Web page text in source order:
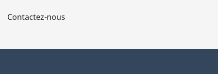
a
Contactez-nous